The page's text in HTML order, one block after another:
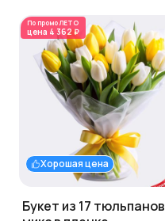
По промоЛЕТО
цена 4 362 ₽
Хорошая цена
Букет из 17 тюльпанов